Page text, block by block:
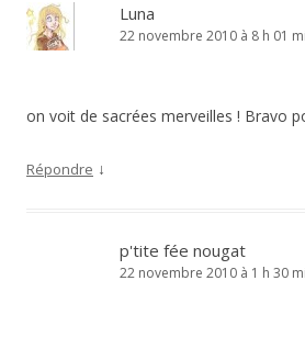
Luna
22 novembre 2010 à 8 h 01
on voit de sacrées merveilles ! Bravo
Répondre ↓
p'tite fée nougat
22 novembre 2010 à 1 h 30